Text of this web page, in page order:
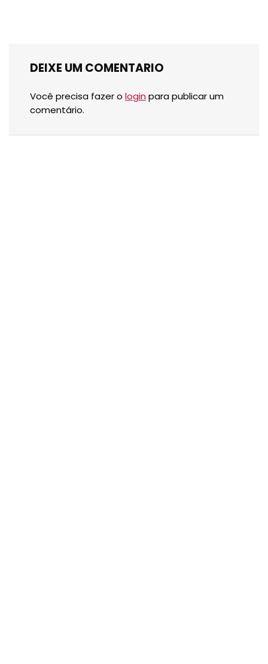
DEIXE UM COMENTARIO
Você precisa fazer o login para publicar um
comentário.